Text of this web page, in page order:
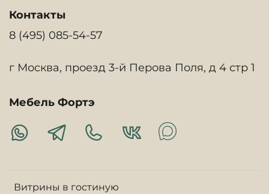
Витрины в гостиную
Контакты
8 (495) 085-54-57
г Москва, проезд 3-й Перова Поля, д 4 стр 1
Мебель Фортэ